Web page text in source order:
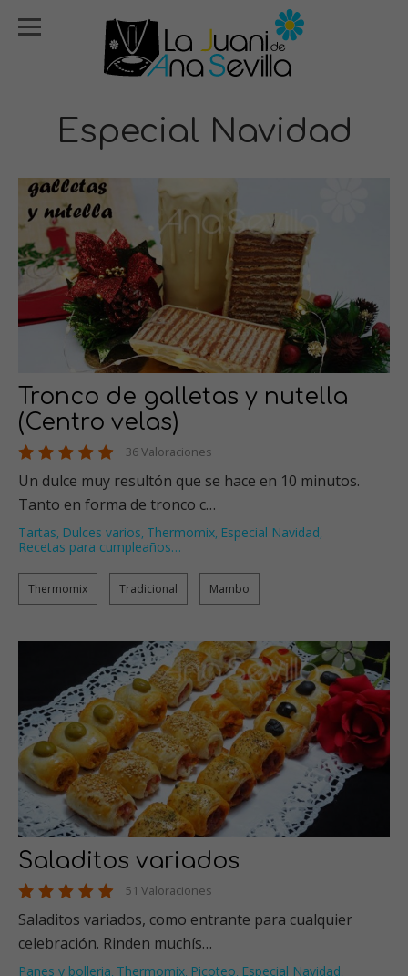
Especial Navidad
Tronco de galletas y nutella
(Centro velas)
36 Valoraciones
Un dulce muy resultón que se hace en 10 minutos.
Tanto en forma de tronco c…
Tartas, Dulces varios, Thermomix, Especial Navidad,
Recetas para cumpleaños…
Thermomix Tradicional Mambo
Saladitos variados
51 Valoraciones
Saladitos variados, como entrante para cualquier
celebración. Rinden muchís…
Panes y bolleria, Thermomix, Picoteo, Especial Navidad,